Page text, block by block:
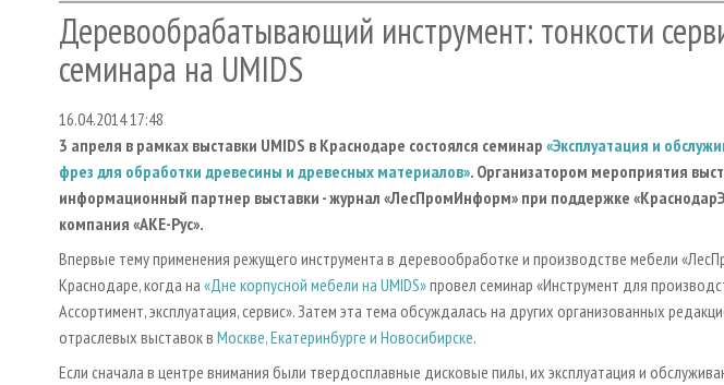
Деревообрабатывающий инструмент: тонкости
семинара на UMIDS
16.04.2014 17:48
3 апреля в рамках выставки UMIDS в Краснодаре состоялся семинар «Эксплуатация и
фрез для обработки древесины и древесных материалов». Организатором мероприятия
информационный партнер выставки - журнал «ЛесПромИнформ» при поддержке
компания «АКЕ-Рус».
Впервые тему применения режущего инструмента в деревообработке и производстве мебели
Краснодаре, когда на «Дне корпусной мебели на UMIDS»провел семинар «Инструмент для
Ассортимент, эксплуатация, сервис». Затем эта тема обсуждалась на других организованных
отраслевых выставок в Москве, Екатеринбурге и Новосибирске.
Если сначала в центре внимания были твердосплавные дисковые пилы, их эксплуатация и